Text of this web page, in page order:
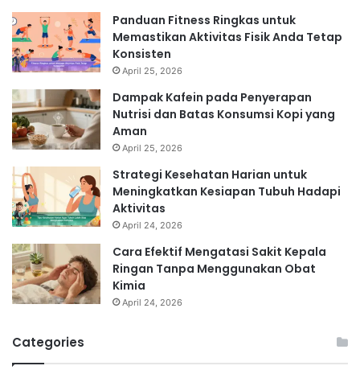
Panduan Fitness Ringkas untuk
Memastikan Aktivitas Fisik Anda Tetap
Konsisten
April 25, 2026
Dampak Kafein pada Penyerapan
Nutrisi dan Batas Konsumsi Kopi yang
Aman
April 25, 2026
Strategi Kesehatan Harian untuk
Meningkatkan Kesiapan Tubuh Hadapi
Aktivitas
April 24, 2026
Cara Efektif Mengatasi Sakit Kepala
Ringan Tanpa Menggunakan Obat
Kimia
April 24, 2026
Categories